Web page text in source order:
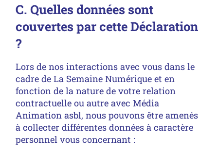
C. Quelles données sont
couvertes par cette Déclaration
?
Lors de nos interactions avec vous dans le
cadre de La Semaine Numérique et en
fonction de la nature de votre relation
contractuelle ou autre avec Média
Animation asbl, nous pouvons être amenés
à collecter différentes données à caractère
personnel vous concernant :